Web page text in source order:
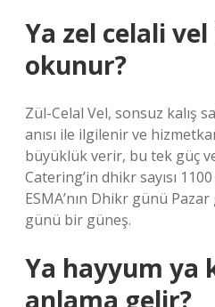
Ya zel celali
okunur?
Zül-Celal Vel, sonsuz kalış
anısı ile ilgilenir ve
büyüklük verir, bu tek güç
Catering’in dhikr sayısı
ESMA’nın Dhikr günü
günü bir güneş.
Ya hayyum ya
anlama gelir?